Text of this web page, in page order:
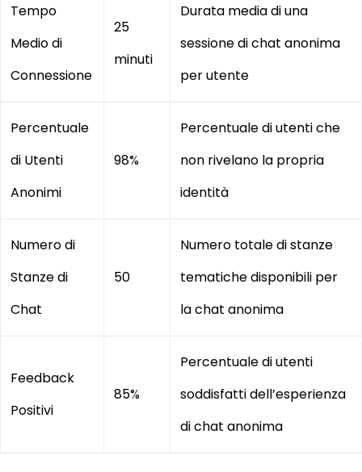
Tempo
Medio di
Connessione
25
minuti
Durata media di una
sessione di chat anonima
per utente
Percentuale
di Utenti
Anonimi
98%
Percentuale di utenti che
non rivelano la propria
identità
Numero di
Stanze di
Chat
50
Numero totale di stanze
tematiche disponibili per
la chat anonima
Feedback
Positivi
85%
Percentuale di utenti
soddisfatti dell’esperienza
di chat anonima